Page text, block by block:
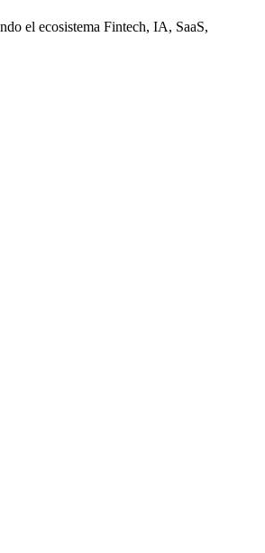
el ecosistema Fintech, IA, SaaS,